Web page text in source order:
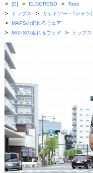
> [E] > ELDORESO > Tops
> トップス > カットソー・Tシャツ(
> MAPSの走れるウェア
> MAPSの走れるウェア > トップス